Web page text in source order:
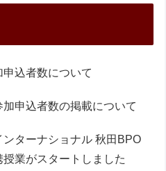
込者数について
申込者数の掲載について
ターナショナル 秋田BPO
業がスタートしました